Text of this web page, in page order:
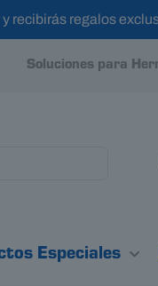
recibirás regalos
Soluciones para
Especiales